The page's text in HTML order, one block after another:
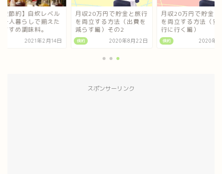
費節約】自炊レベル
一人暮らしで揃えた
すめ調味料。
2021年2月14日 倹約
月収20万円で貯金と旅行
を両立する方法（出費を
減らす編）その2
2020年8月22日 倹約
月収20万円で貯金と
を両立する方法（安
行に行く編）
2020年9
スポンサーリンク